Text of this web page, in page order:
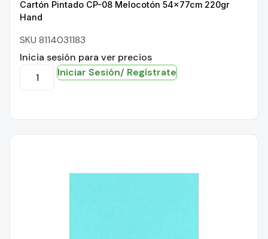
Cartón Pintado CP-08 Melocotón 54x77cm 220gr
Hand
SKU 8114031183
Inicia sesión para ver precios
Iniciar Sesión/ Regístrate